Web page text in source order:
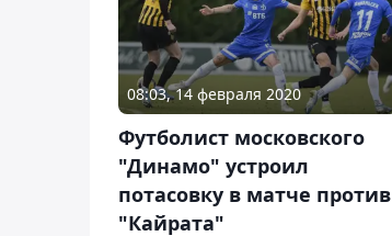
08:03, 14 февраля 2020
Футболист московского
"Динамо" устроил
потасовку в матче против
"Кайрата"